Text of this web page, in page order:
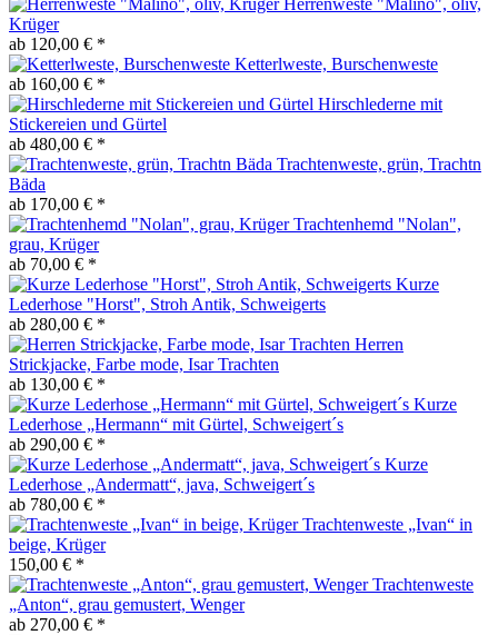
Krüger
ab 120,00 € *
Ketterlweste, Burschenweste
ab 160,00 € *
Hirschlederne mit
Stickereien und Gürtel
ab 480,00 € *
Trachtenweste, grün, Trachtn
Bäda
ab 170,00 € *
Trachtenhemd "Nolan",
grau, Krüger
ab 70,00 € *
Kurze
Lederhose "Horst", Stroh Antik, Schweigerts
ab 280,00 € *
Herren
Strickjacke, Farbe mode, Isar Trachten
ab 130,00 € *
Kurze
Lederhose „Hermann“ mit Gürtel, Schweigert´s
ab 290,00 € *
Kurze
Lederhose „Andermatt“, java, Schweigert´s
ab 780,00 € *
Trachtenweste „Ivan“ in
beige, Krüger
150,00 € *
Trachtenweste
„Anton“, grau gemustert, Wenger
ab 270,00 € *